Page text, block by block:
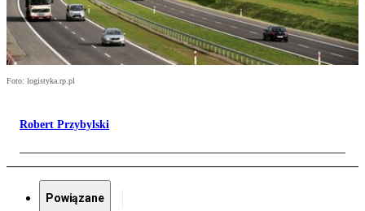
Foto: logistyka.rp.pl
Robert Przybylski
Powiązane